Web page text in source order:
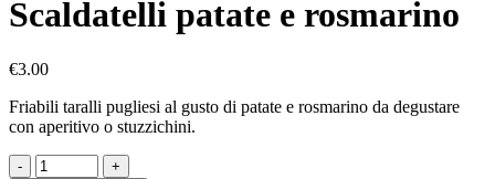
Scaldatelli patate e rosmarino
€3.00
Friabili taralli pugliesi al gusto di patate e rosmarino da degustare
con aperitivo o stuzzichini.